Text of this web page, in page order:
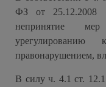
ФЗ от 25.12.2008
непринятие
урегулированию
правонарушением,
В силу ч. 4.1 ст.